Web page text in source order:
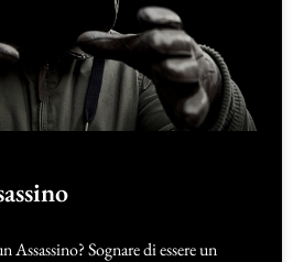
Assassino? Sognare di essere un